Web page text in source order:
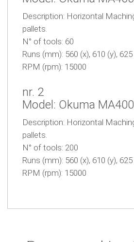
Description: Horizontal
pallets.
N° of tools: 60
Runs (mm): 560 (x), 610 (y), 625
RPM (rpm): 15000
nr. 2
Model: Okuma
Description: Horizontal
pallets.
N° of tools: 200
Runs (mm): 560 (x), 610 (y), 625
RPM (rpm): 15000